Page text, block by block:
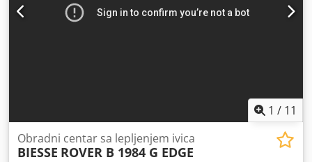
1 / 11
Obradni centar sa lepljenjem ivica
BIESSE ROVER B 1984 G EDGE